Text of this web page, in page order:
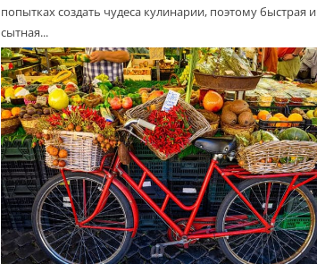
попытках создать чудеса кулинарии, поэтому быстрая и
сытная...